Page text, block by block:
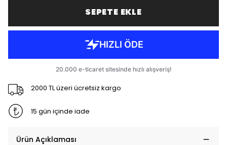
SEPETE EKLE
2000 TL üzeri ücretsiz kargo
15 gün içinde iade
Ürün Açıklaması